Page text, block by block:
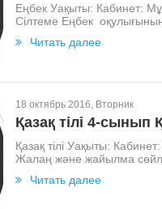
Еңбек Уақыты: Кабинет:
Сілтеме Еңбек
Читать далее
18 октябрь 2016, Вторник
Қазақ тілі 4-
Қазақ тілі Уақыты:
Жалаң және жайылма
Читать далее